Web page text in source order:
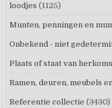
loodjes (1125)
Munten, penningen en
Onbekend - niet
Plaats of staat van
Ramen, deuren, meubels
Referentie collectie (3430)